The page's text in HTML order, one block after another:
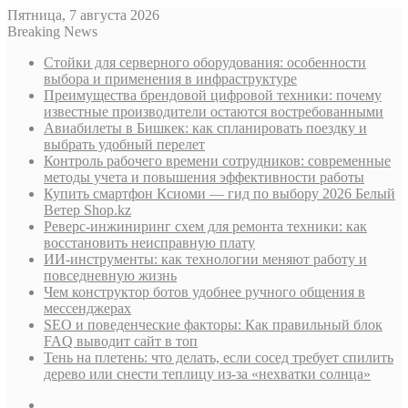
Пятница, 7 августа 2026
Breaking News
Стойки для серверного оборудования: особенности
выбора и применения в инфраструктуре
Преимущества брендовой цифровой техники: почему
известные производители остаются востребованными
Авиабилеты в Бишкек: как спланировать поездку и
выбрать удобный перелет
Контроль рабочего времени сотрудников: современные
методы учета и повышения эффективности работы
Купить смартфон Ксиоми — гид по выбору 2026 Белый
Ветер Shop.kz
Реверс-инжиниринг схем для ремонта техники: как
восстановить неисправную плату
ИИ-инструменты: как технологии меняют работу и
повседневную жизнь
Чем конструктор ботов удобнее ручного общения в
мессенджерах
SEO и поведенческие факторы: Как правильный блок
FAQ выводит сайт в топ
Тень на плетень: что делать, если сосед требует спилить
дерево или снести теплицу из-за «нехватки солнца»